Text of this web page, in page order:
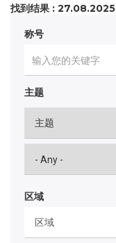
找到结果 : 27.08.2025
称号
主题
区域